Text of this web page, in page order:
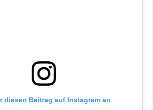
diesen Beitrag auf Instagram an